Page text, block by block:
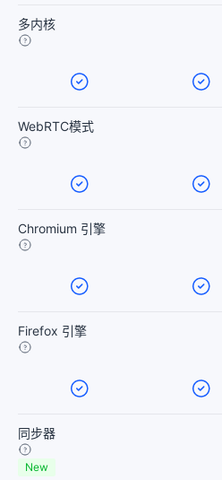
多内核
WebRTC模式
Chromium 引擎
Firefox 引擎
同步器
New